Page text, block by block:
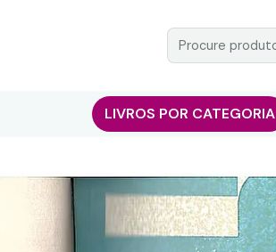
LIVROS POR CATEGORIA